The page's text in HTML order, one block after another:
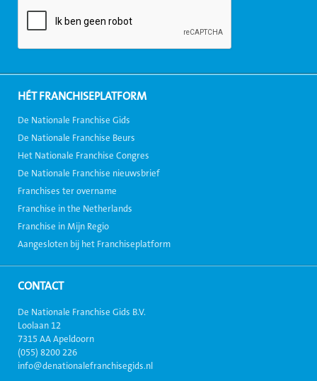
HÉT FRANCHISEPLATFORM
De Nationale Franchise Gids
De Nationale Franchise Beurs
Het Nationale Franchise Congres
De Nationale Franchise nieuwsbrief
Franchises ter overname
Franchise in the Netherlands
Franchise in Mijn Regio
Aangesloten bij het Franchiseplatform
CONTACT
De Nationale Franchise Gids B.V.
Loolaan 12
7315 AA Apeldoorn
(055) 8200 226
info@denationalefranchisegids.nl